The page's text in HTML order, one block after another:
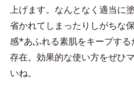
上げます。なんとなく適当に
省かれてしまったりしがちな
感*あふれる素肌をキープす
存在。効果的な使い方をぜひ
いね。